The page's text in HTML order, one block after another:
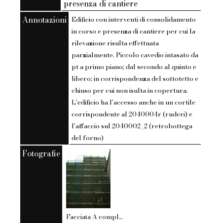
presenza di cantiere
Annotazioni Edificio con interventi di consolidamento
in corso e presenza di cantiere per cui la
rilevazione risulta effettuata
parzialmente. Piccolo cavedio intasato da
pt a primo piano; dal secondo al quinto e
libero; in corrispondenza del sottotetto e
chiuso per cui non isulta in copertura.
L'edificio ha l'accesso anche in un cortile
corrispondente al 2040004r (ruderi) e
l'affaccio sul 2040002_2 (retrobottega
del forno)
Fotografie
Facciata A completamente ostruita da ponteggi